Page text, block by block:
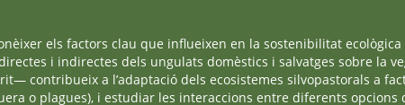
els factors clau que influeixen en la sostenibilitat ecològica
i indirectes dels ungulats domèstics i salvatges sobre la
contribueix a l’adaptació dels ecosistemes silvopastorals a
o plagues), i estudiar les interaccions entre diferents opcions